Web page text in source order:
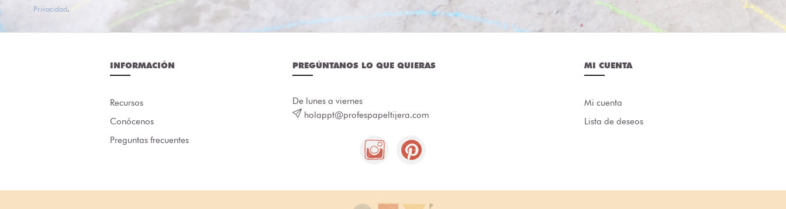
Privacidad.
INFORMACIÓN
Recursos
Conócenos
Preguntas frecuentes
PREGÚNTANOS LO QUE QUIERAS
De lunes a viernes
holappt@profespapeltijera.com
MI CUENTA
Mi cuenta
Lista de deseos